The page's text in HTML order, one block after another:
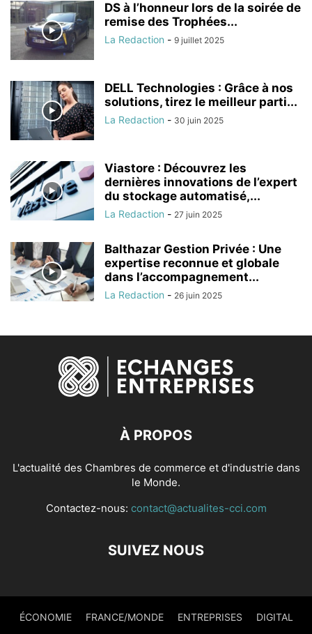
DS à l’honneur lors de la soirée de
remise des Trophées...
La Redaction - 9 juillet 2025
DELL Technologies : Grâce à nos
solutions, tirez le meilleur parti...
La Redaction - 30 juin 2025
Viastore : Découvrez les
dernières innovations de l’expert
du stockage automatisé,...
La Redaction - 27 juin 2025
Balthazar Gestion Privée : Une
expertise reconnue et globale
dans l’accompagnement...
La Redaction - 26 juin 2025
À PROPOS
L'actualité des Chambres de commerce et d'industrie dans
le Monde.
Contactez-nous: contact@actualites-cci.com
SUIVEZ NOUS
ÉCONOMIE FRANCE/MONDE ENTREPRISES DIGITAL